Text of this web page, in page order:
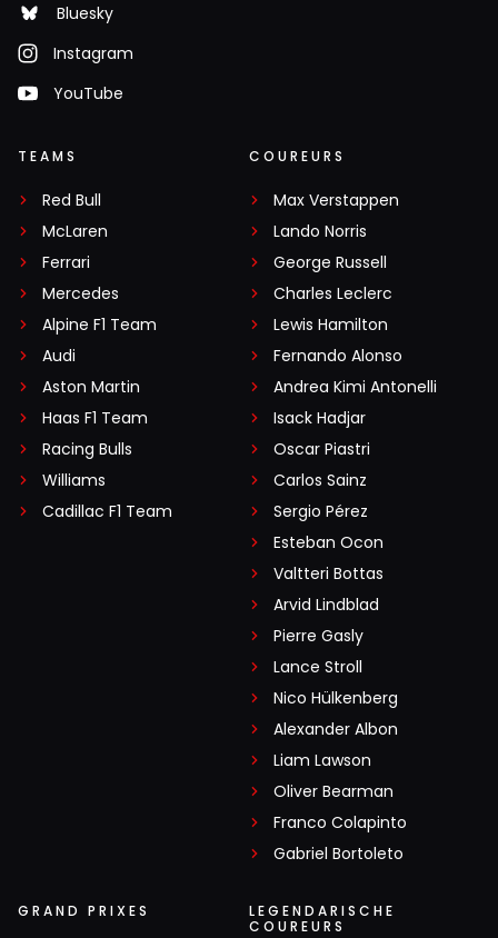
Bluesky
Instagram
YouTube
TEAMS
Red Bull
McLaren
Ferrari
Mercedes
Alpine F1 Team
Audi
Aston Martin
Haas F1 Team
Racing Bulls
Williams
Cadillac F1 Team
COUREURS
Max Verstappen
Lando Norris
George Russell
Charles Leclerc
Lewis Hamilton
Fernando Alonso
Andrea Kimi Antonelli
Isack Hadjar
Oscar Piastri
Carlos Sainz
Sergio Pérez
Esteban Ocon
Valtteri Bottas
Arvid Lindblad
Pierre Gasly
Lance Stroll
Nico Hülkenberg
Alexander Albon
Liam Lawson
Oliver Bearman
Franco Colapinto
Gabriel Bortoleto
GRAND PRIXES
LEGENDARISCHE
COUREURS